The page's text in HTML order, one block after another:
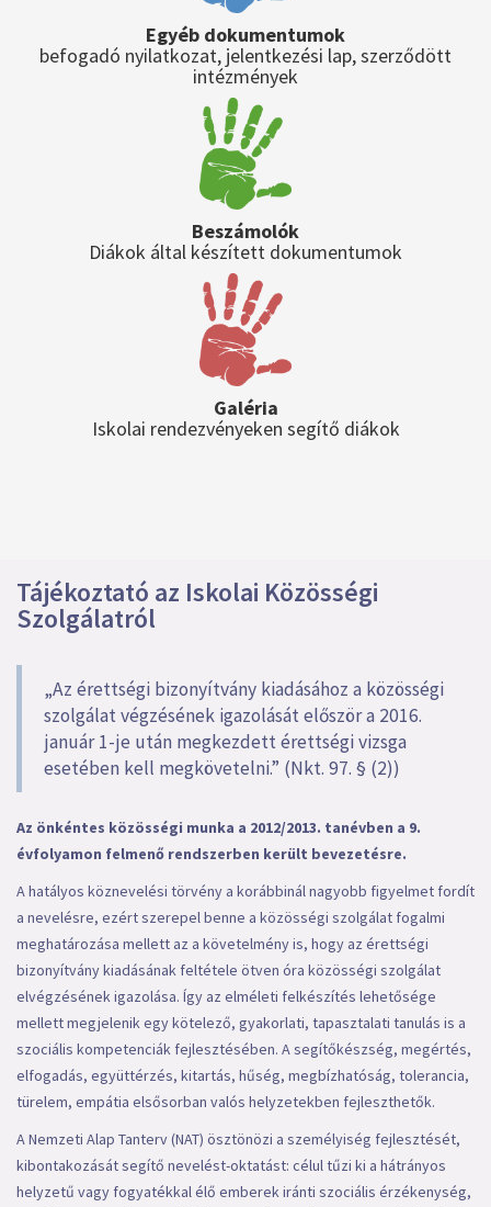
Egyéb dokumentumok
befogadó nyilatkozat, jelentkezési lap, szerződött
intézmények
Beszámolók
Diákok által készített dokumentumok
Galéria
Iskolai rendezvényeken segítő diákok
Tájékoztató az Iskolai Közösségi
Szolgálatról
„Az érettségi bizonyítvány kiadásához a közösségi
szolgálat végzésének igazolását először a 2016.
január 1-je után megkezdett érettségi vizsga
esetében kell megkövetelni.” (Nkt. 97. § (2))
Az önkéntes közösségi munka a 2012/2013. tanévben a 9.
évfolyamon felmenő rendszerben került bevezetésre.
A hatályos köznevelési törvény a korábbinál nagyobb figyelmet fordít
a nevelésre, ezért szerepel benne a közösségi szolgálat fogalmi
meghatározása mellett az a követelmény is, hogy az érettségi
bizonyítvány kiadásának feltétele ötven óra közösségi szolgálat
elvégzésének igazolása. Így az elméleti felkészítés lehetősége
mellett megjelenik egy kötelező, gyakorlati, tapasztalati tanulás is a
szociális kompetenciák fejlesztésében. A segítőkészség, megértés,
elfogadás, együttérzés, kitartás, hűség, megbízhatóság, tolerancia,
türelem, empátia elsősorban valós helyzetekben fejleszthetők.
A Nemzeti Alap Tanterv (NAT) ösztönözi a személyiség fejlesztését,
kibontakozását segítő nevelést-oktatást: célul tűzi ki a hátrányos
helyzetű vagy fogyatékkal élő emberek iránti szociális érzékenység,